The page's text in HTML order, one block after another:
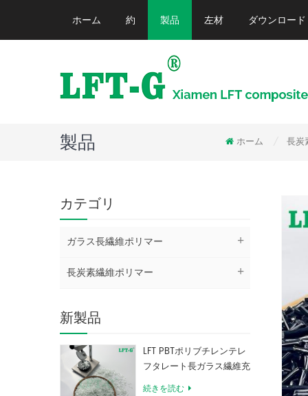
ホーム 約 製品 左材 ダウンロード
製品 ホーム 長炭
カテゴリ
ガラス長繊維ポリマー
長炭素繊維ポリマー
新製品
LFT PBTポリブチレンテレ
フタレート長ガラス繊維充
填複合材料
続きを読む